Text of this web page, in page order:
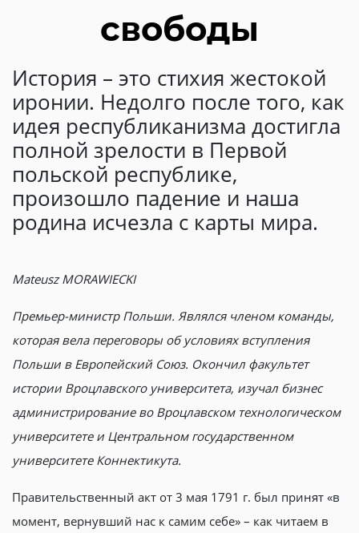
свободы
История – это стихия жестокой
иронии. Недолго после того, как
идея республиканизма достигла
полной зрелости в Первой
польской республике,
произошло падение и наша
родина исчезла с карты мира.
Mateusz MORAWIECKI
Премьер-министр Польши. Являлся членом команды,
которая вела переговоры об условиях вступления
Польши в Европейский Союз. Окончил факультет
истории Вроцлавского университета, изучал бизнес
администрирование во Вроцлавском технологическом
университете и Центральном государственном
университете Коннектикута.
Правительственный акт от 3 мая 1791 г. был принят «в
момент, вернувший нас к самим себе» – как читаем в